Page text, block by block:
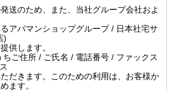
送のため、また、当社グループ会社およ
アパマンショップグループ / 日本社宅サ
)
供します。
ご住所 / ご氏名 / 電話番号 / ファックス
だきます。このための利用は、お客様か
ます。